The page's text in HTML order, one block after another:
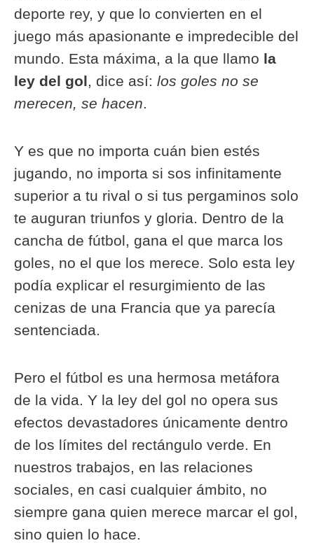
deporte rey, y que lo convierten en el
juego más apasionante e impredecible del
mundo. Esta máxima, a la que llamo la
ley del gol, dice así: los goles no se
merecen, se hacen.
Y es que no importa cuán bien estés
jugando, no importa si sos infinitamente
superior a tu rival o si tus pergaminos solo
te auguran triunfos y gloria. Dentro de la
cancha de fútbol, gana el que marca los
goles, no el que los merece. Solo esta ley
podía explicar el resurgimiento de las
cenizas de una Francia que ya parecía
sentenciada.
Pero el fútbol es una hermosa metáfora
de la vida. Y la ley del gol no opera sus
efectos devastadores únicamente dentro
de los límites del rectángulo verde. En
nuestros trabajos, en las relaciones
sociales, en casi cualquier ámbito, no
siempre gana quien merece marcar el gol,
sino quien lo hace.